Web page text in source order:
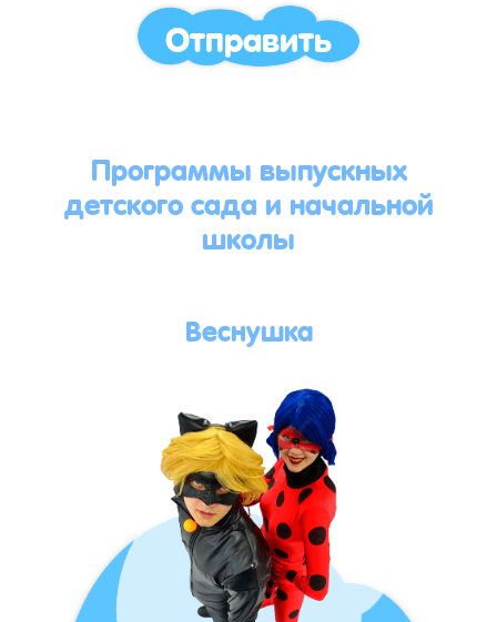
Отправить
Программы выпускных
детского сада и начальной
школы
Веснушка